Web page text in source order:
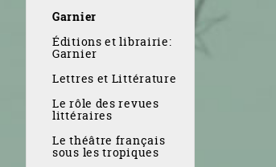
Garnier
Éditions et librairie:
Garnier
Lettres et Littérature
Le rôle des revues
littéraires
Le théâtre français
sous les tropiques